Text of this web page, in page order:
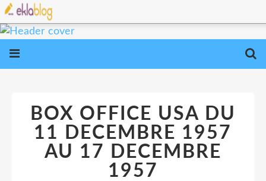
BOX OFFICE USA DU
11 DECEMBRE 1957
AU 17 DECEMBRE
1957